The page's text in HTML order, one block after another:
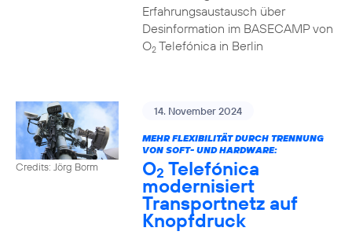
Erfahrungsaustausch über
Desinformation im BASECAMP von
O2Telefónica in Berlin
Credits: Jörg Borm
14. November 2024
MEHR FLEXIBILITÄT DURCH TRENNUNG
VON SOFT- UND HARDWARE:
O2 Telefónica
modernisiert
Transportnetz auf
Knopfdruck